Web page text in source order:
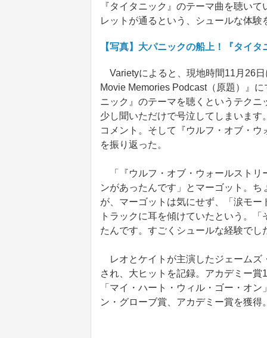
『タイタニック』のテーマ曲を聴い
レットが通るという、シュールな体験
【写真】大パニックの船上！『タイ
Varietyによると、現地時間11月26
Movie Memories Podcast（原題）』
ニック』のテーマを聴くというテク
少し聞いただけで号泣してしまいま
コメント。そして『ウルフ・オブ・
を振り返った。
「『ウルフ・オブ・ウォールストリ
ンがあったんです」とマーゴット。
が、マーゴットは気にせず、「涙モ
トラックに耳を傾けていたという。
たんです。すごくシュールな経験でし
レオとケイトが主演したジェームズ
され、大ヒットを記録。アカデミー
「マイ・ハート・ウィル・ゴー・オ
ン・グローブ賞、アカデミー賞を獲